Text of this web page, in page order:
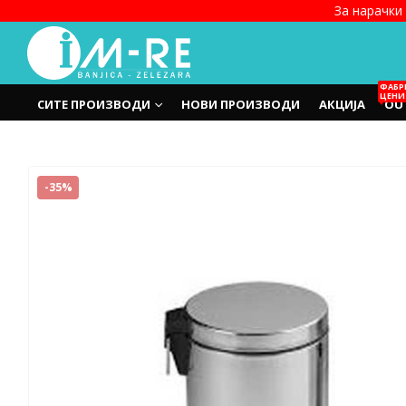
За
СИТЕ ПРОИЗВОДИ НОВИ ПРОИЗВОДИ АКЦИЈА
ЦЕНИ
-35%